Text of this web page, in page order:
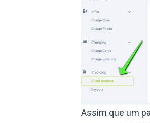
Assim que um